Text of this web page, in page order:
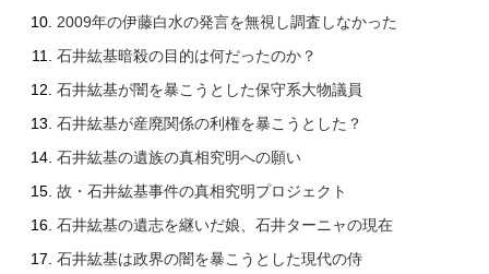
2009年の伊藤白水の発言を無視し調査しなかった
石井紘基暗殺の目的は何だったのか？
石井紘基が闇を暴こうとした保守系大物議員
石井紘基が産廃関係の利権を暴こうとした？
石井紘基の遺族の真相究明への願い
故・石井紘基事件の真相究明プロジェクト
石井紘基の遺志を継いだ娘、石井ターニャの現在
石井紘基は政界の闇を暴こうとした現代の侍